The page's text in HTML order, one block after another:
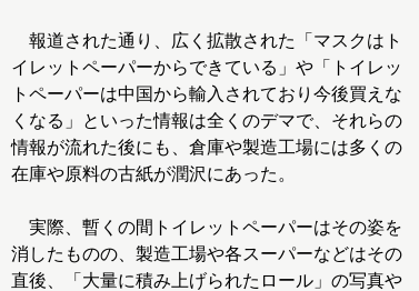
報道された通り、広く拡散された「マスクはト
イレットペーパーからできている」や「トイレッ
トペーパーは中国から輸入されており今後買えな
くなる」といった情報は全くのデマで、それらの
情報が流れた後にも、倉庫や製造工場には多くの
在庫や原料の古紙が潤沢にあった。
実際、暫くの間トイレットペーパーはその姿を
消したものの、製造工場や各スーパーなどはその
直後、「大量に積み上げられたロール」の写真や